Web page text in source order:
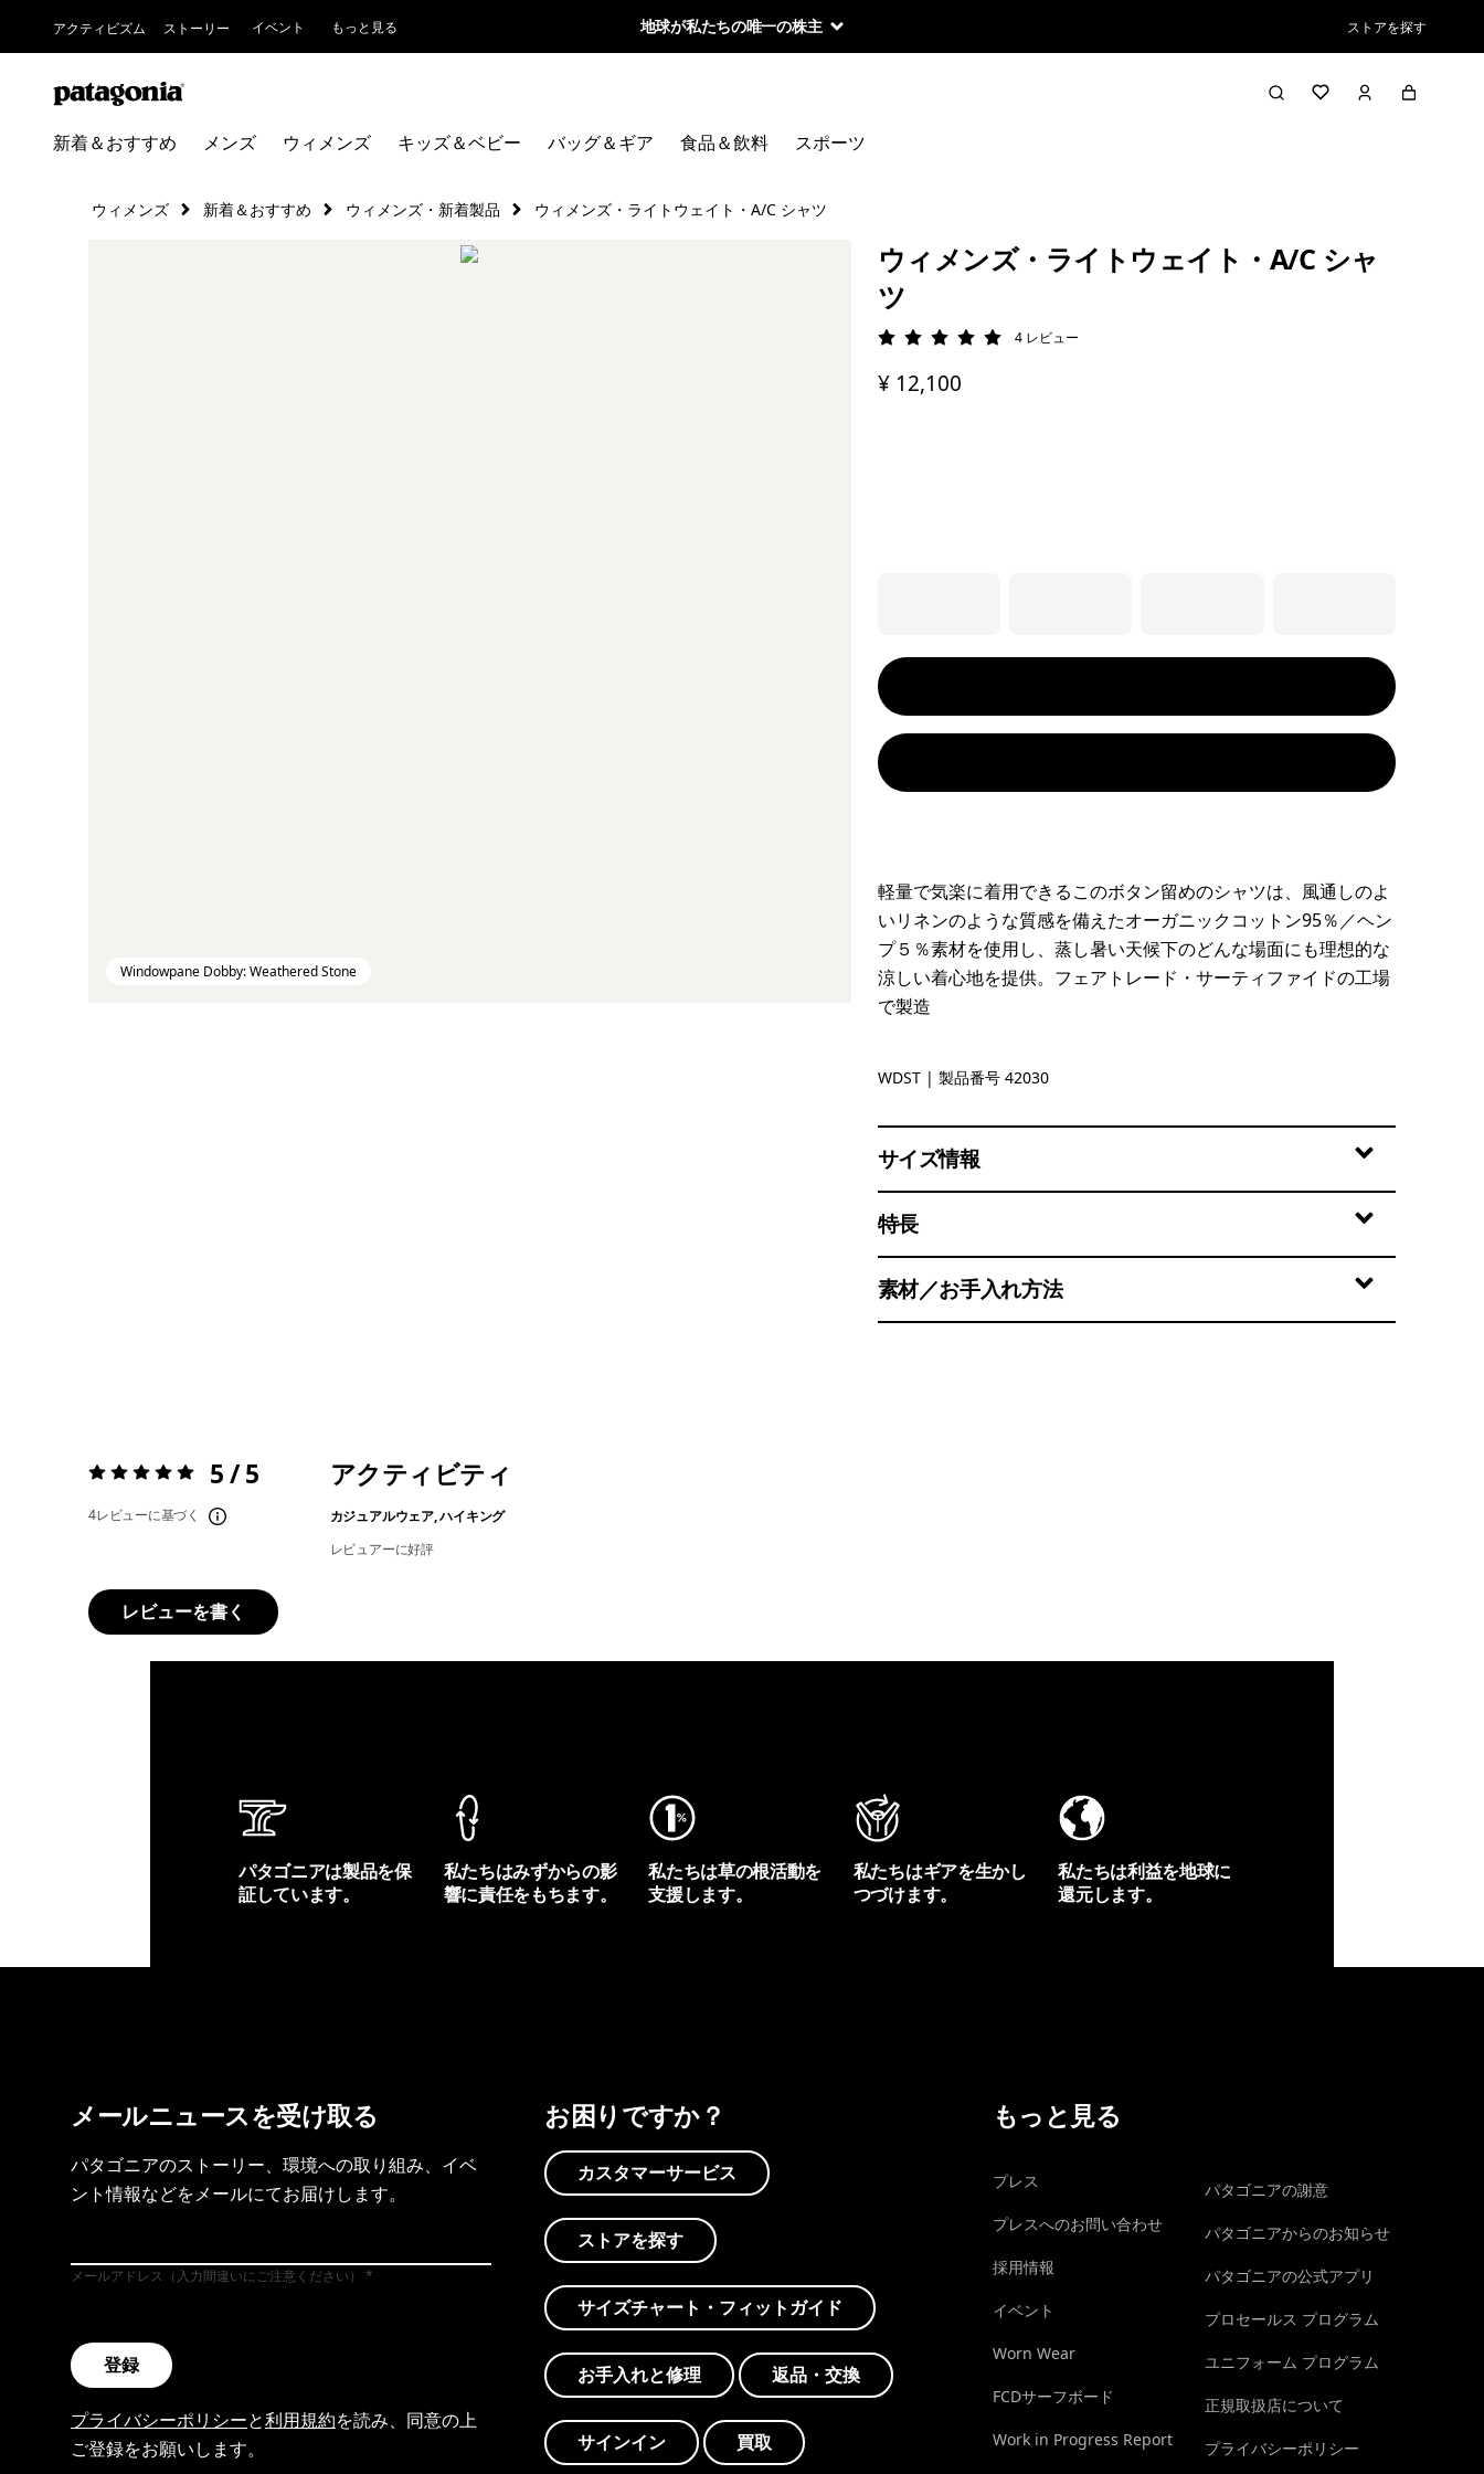
アクティビズム ストーリー イベント もっと見る 地球が私たちの唯一の株主 ストアを探す
新着＆おすすめ メンズ ウィメンズ キッズ＆ベビー バッグ＆ギア 食品＆飲料 スポーツ
ウィメンズ 新着＆おすすめ ウィメンズ・新着製品 ウィメンズ・ライトウェイト・A/C シャツ
Windowpane Dobby: Weathered Stone
ウィメンズ・ライトウェイト・A/C シャ
ツ
評価: 5 / 5 4 レビュー
¥ 12,100
軽量で気楽に着用できるこのボタン留めのシャツは、風通しのよ
いリネンのような質感を備えたオーガニックコットン95％／ヘン
プ５％素材を使用し、蒸し暑い天候下のどんな場面にも理想的な
涼しい着心地を提供。フェアトレード・サーティファイドの工場
で製造
Windowpane Dobby: Weathered Stone
WDST | 製品番号 42030
サイズ情報
特長
素材／お手入れ方法
評価:5 / 5 5 / 5
4レビューに基づく
アクティビティ
カジュアルウェア, ハイキング
レビュアーに好評
レビューを書く
パタゴニアは製品を保
証しています。
私たちはみずからの影
響に責任をもちます。
私たちは草の根活動を
支援します。
私たちはギアを生かし
つづけます。
私たちは利益を地球に
還元します。
メールニュースを受け取る
パタゴニアのストーリー、環境への取り組み、イベ
ント情報などをメールにてお届けします。
メールアドレス（入力間違いにご注意ください）
登録
プライバシーポリシーと利用規約を読み、同意の上
ご登録をお願いします。
お困りですか？
カスタマーサービス
ストアを探す
サイズチャート・フィットガイド
お手入れと修理 返品・交換
サインイン 買取
もっと見る
プレス
プレスへのお問い合わせ
採用情報
イベント
Worn Wear
FCDサーフボード
Work in Progress Report
パタゴニアの謝意
パタゴニアからのお知らせ
パタゴニアの公式アプリ
プロセールス プログラム
ユニフォーム プログラム
正規取扱店について
プライバシーポリシー